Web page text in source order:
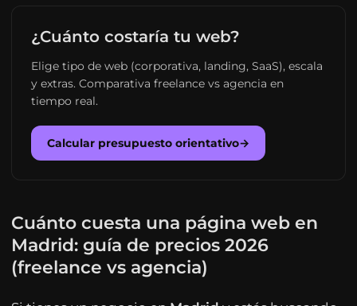
¿Cuánto costaría tu web?
Elige tipo de web (corporativa, landing, SaaS), escala
y extras. Comparativa freelance vs agencia en
tiempo real.
Calcular presupuesto orientativo→
Cuánto cuesta una página web en
Madrid: guía de precios 2026
(freelance vs agencia)